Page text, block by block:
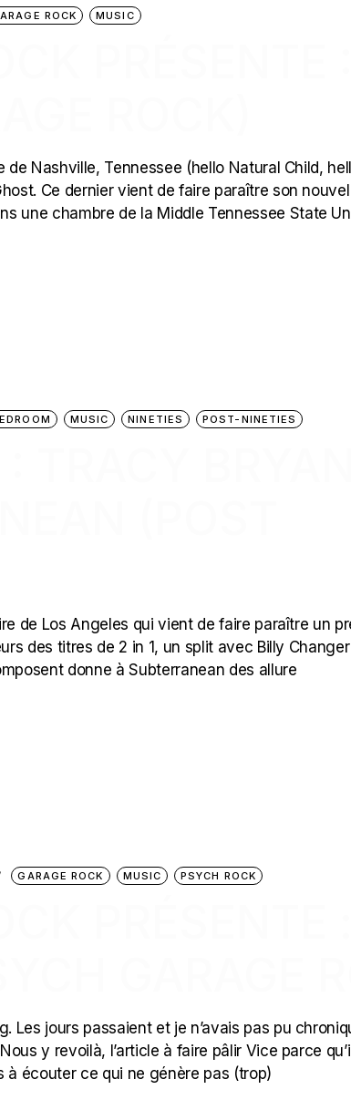
ROCK MUSIC
Nashville, Tennessee (hello Natural Child,
Ce dernier vient de faire paraître son
une chambre de la Middle Tennessee State Un
MUSIC NINETIES POST-NINETIES
de Los Angeles qui vient de faire paraître un
des titres de 2 in 1, un split avec Billy
donne à Subterranean des allure
GARAGE ROCK MUSIC PSYCH ROCK
Les jours passaient et je n’avais pas pu
y revoilà, l’article à faire pâlir Vice parce
écouter ce qui ne génère pas (trop)